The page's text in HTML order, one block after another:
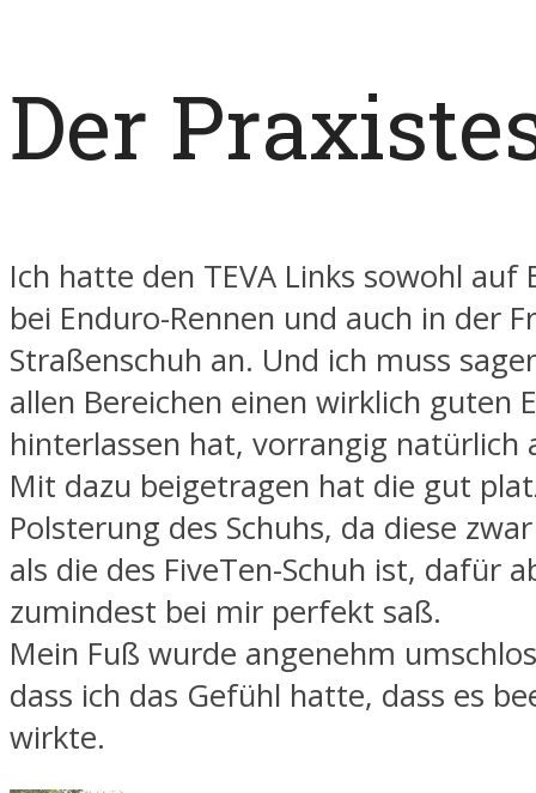
Der
Ich hatte den TEVA Links sowohl auf
bei Enduro-Rennen und auch in der
Straßenschuh an. Und ich muss
allen Bereichen einen wirklich guten
hinterlassen hat, vorrangig natürlich
Mit dazu beigetragen hat die gut
Polsterung des Schuhs, da diese
als die des FiveTen-Schuh ist, dafür
zumindest bei mir perfekt saß.
Mein Fuß wurde angenehm
dass ich das Gefühl hatte, dass es
wirkte.